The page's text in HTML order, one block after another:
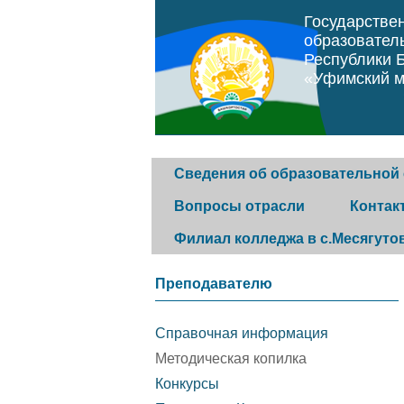
Республики
«Уфимский
Сведения об образовательной
Основные сведения
Конкурс музеев
Вопросы отрасли
Программа "Земский
Постановление
правительства Республики
Горячая
Филиал колледжа в
Преподавателю
Справочная информация
Методическая копилка
Конкурсы